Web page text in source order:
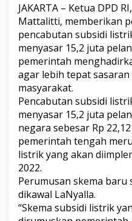
a
p
k
n
S
k
m
a
B
a
r
u
b
s
i
d
JAKARTA – Ketua DPD
Mattalitti, memberikan
pencabutan subsidi
menyasar 15,2 juta
pemerintah
agar lebih tepat
masyarakat.
Pencabutan subsidi
menyasar 15,2 juta
negara sebesar Rp
pemerintah tengah
listrik yang akan
2022.
Perumusan skema
dikawal LaNyalla.
“Skema subsidi listrik